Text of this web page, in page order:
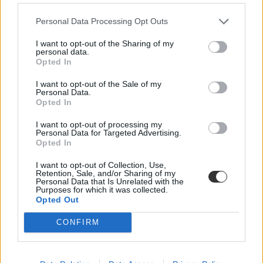
Personal Data Processing Opt Outs
I want to opt-out of the Sharing of my
personal data.
Opted In
I want to opt-out of the Sale of my
Personal Data.
Opted In
I want to opt-out of processing my
Personal Data for Targeted Advertising.
Opted In
I want to opt-out of Collection, Use,
Retention, Sale, and/or Sharing of my
Personal Data that Is Unrelated with the
Purposes for which it was collected.
Opted Out
CONFIRM
Heti menü van, amelyet el is kérhettek a pultosoktól. Ottjártunkkor -
350 forint), sárgaborsógulyás (nagy adag 550, kis adag 380 forint),
sóska- és szárazbabfőzelék (nagy adag 400, kis adag 270 forint)
szerepelt a kínálatban.
Étterem és kávézó egyben
Akkor is egész jól kijöttök, ha egy kis adag egytálételt vesztek: a
rakott krumpli és a tarhonyás hús is 550 forintba kerül, a Budapest
nagy adag 790 forint. Egy kis adag rántott sajt 500 forint - a nagy
adag 750 -, ehhez azonban még hozzá kell adnotok a köret árát is.
Egy adag császármorzsáért 390 forintot kell fizetnetek.
Egy kávéra vagy tanulni is beülhettek
Eduline - Czervan Andrea